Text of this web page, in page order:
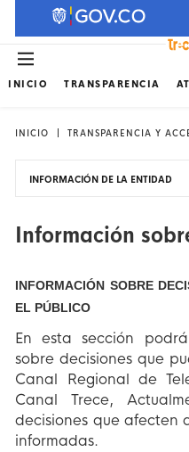
INICIO TRANSPARENCIA
INICIO TRANSPARENCIA Y
INFORMACIÓN DE LA ENTIDAD
Información
INFORMACIÓN SOBRE
EL PÚBLICO
En esta sección
sobre decisiones que
Canal Regional de
Canal Trece,
decisiones que afecten
informadas.